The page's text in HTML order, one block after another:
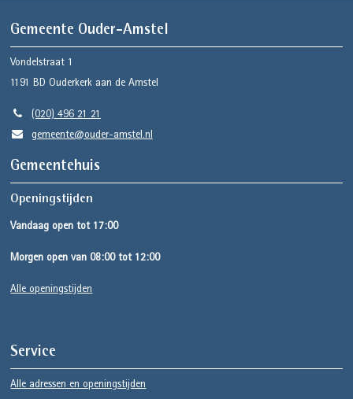
Gemeente Ouder-Amstel
Vondelstraat 1
1191 BD Ouderkerk aan de Amstel
(020) 496 21 21
gemeente@ouder-amstel.nl
Gemeentehuis
Openingstijden
Vandaag open tot 17:00
Morgen open van 08:00 tot 12:00
Alle openingstijden
Service
Alle adressen en openingstijden